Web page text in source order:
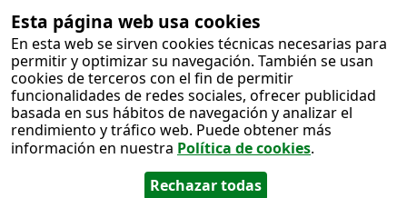
Esta página web usa cookies
En esta web se sirven cookies técnicas necesarias para
permitir y optimizar su navegación. También se usan
cookies de terceros con el fin de permitir
funcionalidades de redes sociales, ofrecer publicidad
basada en sus hábitos de navegación y analizar el
rendimiento y tráfico web. Puede obtener más
información en nuestra Política de cookies.